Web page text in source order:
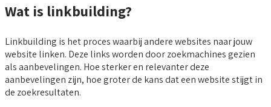
Wat is linkbuilding?
Linkbuilding is het proces waarbij andere websites naar jouw
website linken. Deze links worden door zoekmachines gezien
als aanbevelingen. Hoe sterker en relevanter deze
aanbevelingen zijn, hoe groter de kans dat een website stijgt in
de zoekresultaten.